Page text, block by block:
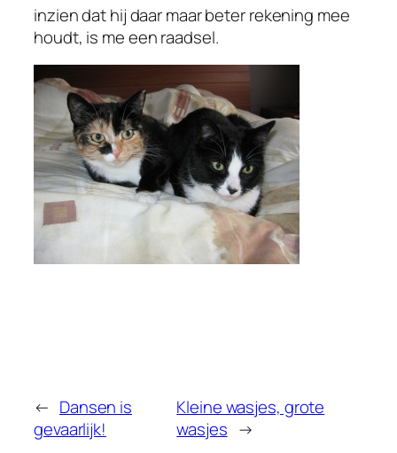
inzien dat hij daar maar beter rekening mee
houdt, is me een raadsel.
← Dansen is
gevaarlijk!
Kleine wasjes, grote
wasjes →